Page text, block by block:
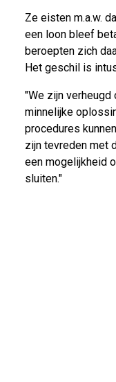
Ze eisten m.a.w.
een loon bleef
beroepten zich
Het geschil is
"We zijn
minnelijke
procedures
zijn tevreden met
een mogelijkheid
sluiten."